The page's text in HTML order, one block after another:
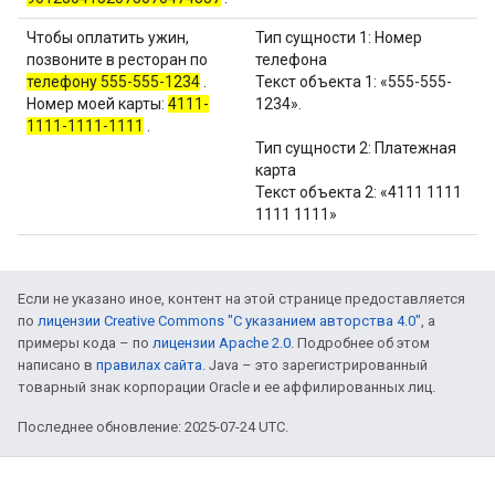
Чтобы оплатить ужин,
позвоните в ресторан по
телефону 555-555-1234
Номер моей карты: 4111-
1111-1111-1111
Тип сущности 1: Номер
телефона
Текст объекта 1: «555-555-
1234».
Тип сущности 2: Платежная
карта
Текст объекта 2: «4111 1111
1111 1111»
Если не указано иное, контент на этой странице предоставляется
по лицензии Creative Commons "С указанием авторства 4.0" , а
примеры кода – по лицензии Apache 2.0 . Подробнее об этом
написано в правилах сайта . Java – это зарегистрированный
товарный знак корпорации Oracle и ее аффилированных лиц.
Последнее обновление: 2025-07-24 UTC.